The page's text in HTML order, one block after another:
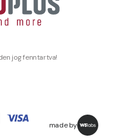
jog fenntartva!
made by